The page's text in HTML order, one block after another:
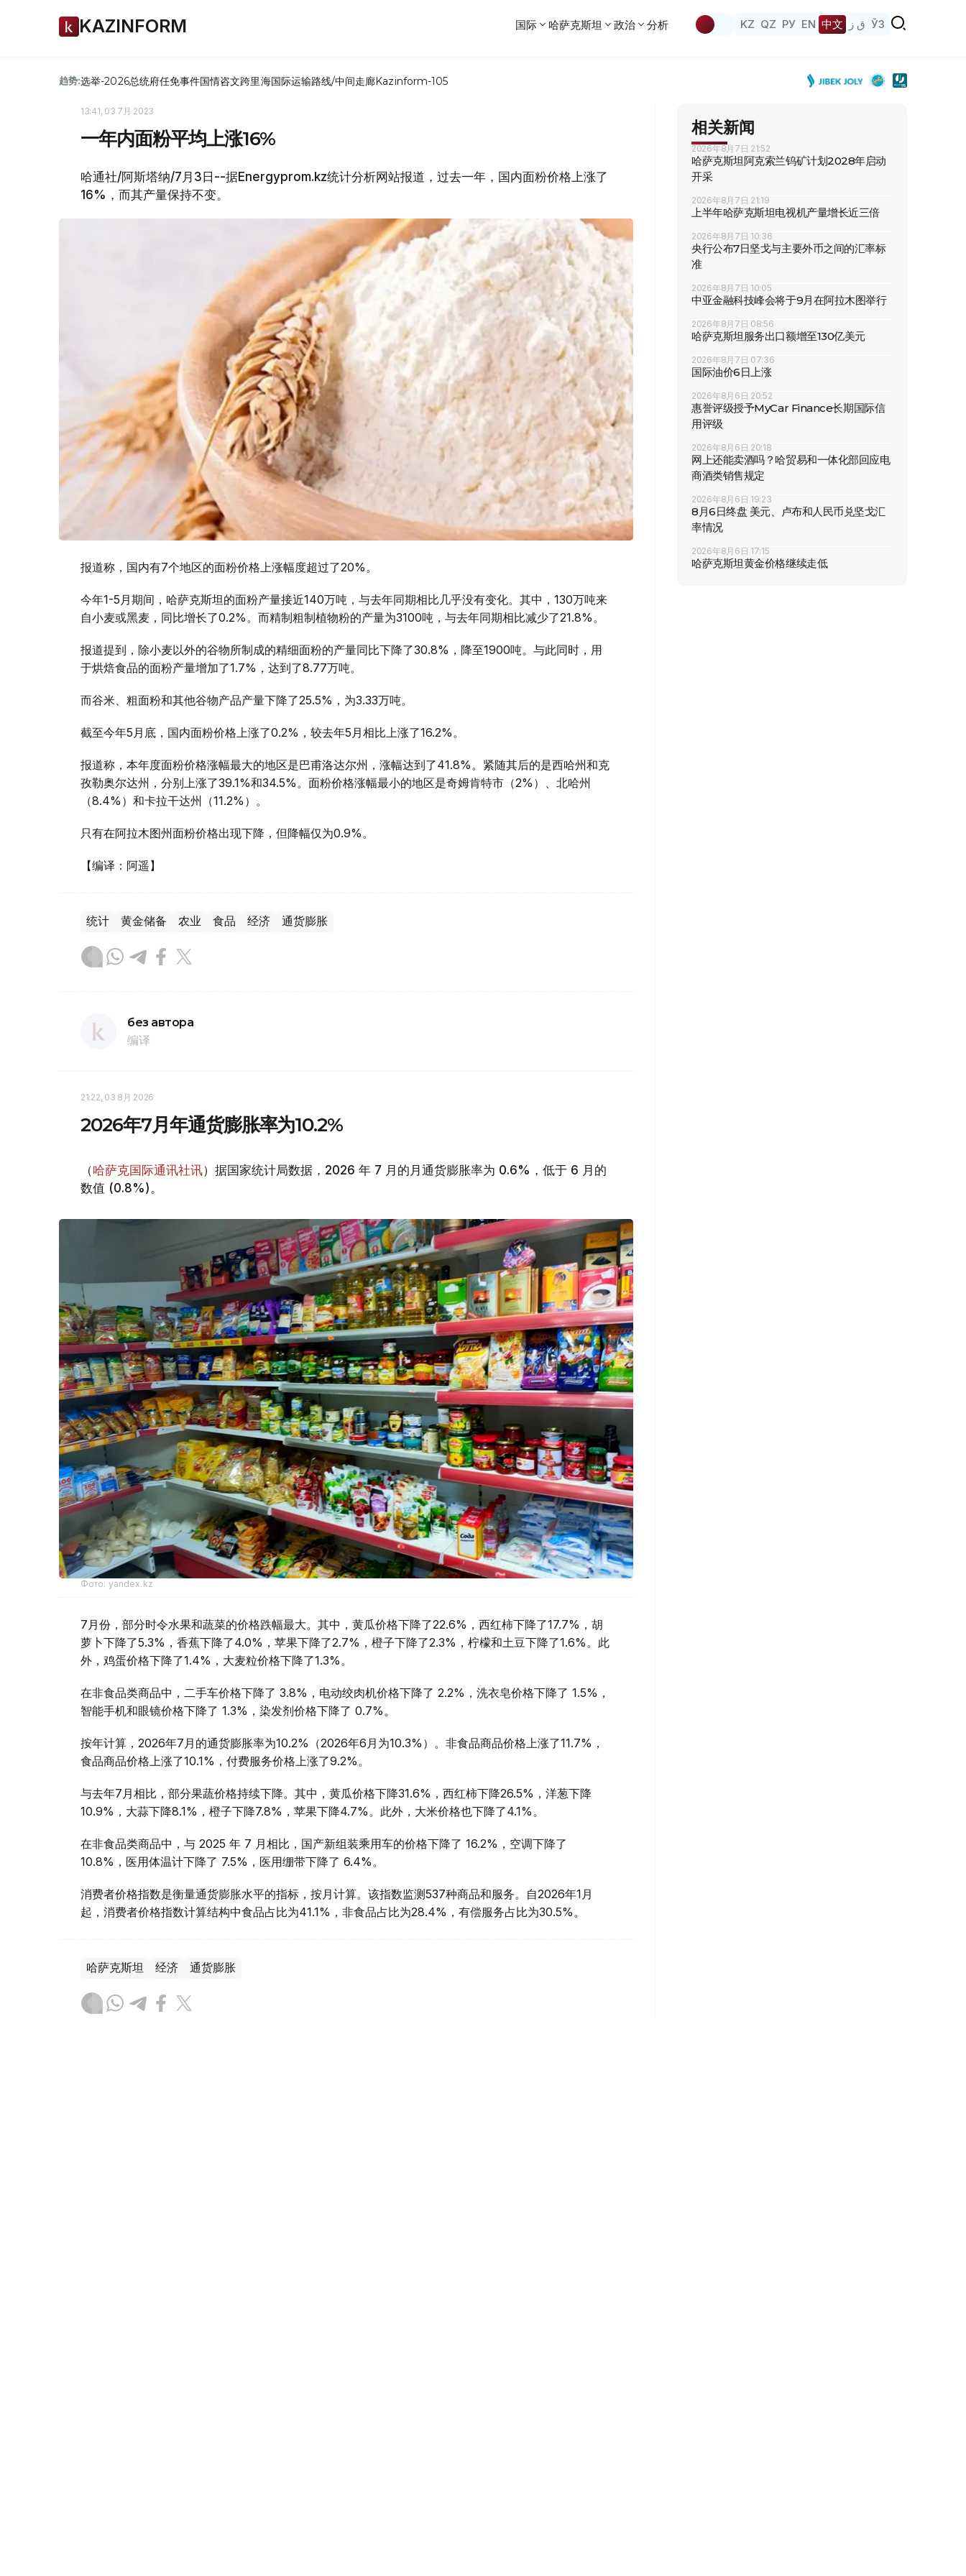
KAZINFORM 国际 哈萨克斯坦 政治 分析 KZ QZ РУ EN 中文 ق ز ЎЗ
趋势:选举-2026总统府任免事件国情咨文跨里海国际运输路线/中间走廊Kazinform-105
13:41, 03 7月 2023
一年内面粉平均上涨16%
哈通社/阿斯塔纳/7月3日--据Energyprom.kz统计分析网站报道，过去一年，国内面粉价格上涨了
16%，而其产量保持不变。
报道称，国内有7个地区的面粉价格上涨幅度超过了20%。
今年1-5月期间，哈萨克斯坦的面粉产量接近140万吨，与去年同期相比几乎没有变化。其中，130万吨来
自小麦或黑麦，同比增长了0.2%。而精制粗制植物粉的产量为3100吨，与去年同期相比减少了21.8%。
报道提到，除小麦以外的谷物所制成的精细面粉的产量同比下降了30.8%，降至1900吨。与此同时，用
于烘焙食品的面粉产量增加了1.7%，达到了8.77万吨。
而谷米、粗面粉和其他谷物产品产量下降了25.5%，为3.33万吨。
截至今年5月底，国内面粉价格上涨了0.2%，较去年5月相比上涨了16.2%。
报道称，本年度面粉价格涨幅最大的地区是巴甫洛达尔州，涨幅达到了41.8%。紧随其后的是西哈州和克
孜勒奥尔达州，分别上涨了39.1%和34.5%。面粉价格涨幅最小的地区是奇姆肯特市（2%）、北哈州
（8.4%）和卡拉干达州（11.2%）。
只有在阿拉木图州面粉价格出现下降，但降幅仅为0.9%。
【编译：阿遥】
统计 黄金储备 农业 食品 经济 通货膨胀
без автора
编译
21:22, 03 8月 2026
2026年7月年通货膨胀率为10.2%
（哈萨克国际通讯社讯）据国家统计局数据，2026 年 7 月的月通货膨胀率为 0.6%，低于 6 月的
数值 (0.8%)。
Фото: yandex.kz
7月份，部分时令水果和蔬菜的价格跌幅最大。其中，黄瓜价格下降了22.6%，西红柿下降了17.7%，胡
萝卜下降了5.3%，香蕉下降了4.0%，苹果下降了2.7%，橙子下降了2.3%，柠檬和土豆下降了1.6%。此
外，鸡蛋价格下降了1.4%，大麦粒价格下降了1.3%。
在非食品类商品中，二手车价格下降了 3.8%，电动绞肉机价格下降了 2.2%，洗衣皂价格下降了 1.5%，
智能手机和眼镜价格下降了 1.3%，染发剂价格下降了 0.7%。
按年计算，2026年7月的通货膨胀率为10.2%（2026年6月为10.3%）。非食品商品价格上涨了11.7%，
食品商品价格上涨了10.1%，付费服务价格上涨了9.2%。
与去年7月相比，部分果蔬价格持续下降。其中，黄瓜价格下降31.6%，西红柿下降26.5%，洋葱下降
10.9%，大蒜下降8.1%，橙子下降7.8%，苹果下降4.7%。此外，大米价格也下降了4.1%。
在非食品类商品中，与 2025 年 7 月相比，国产新组装乘用车的价格下降了 16.2%，空调下降了
10.8%，医用体温计下降了 7.5%，医用绷带下降了 6.4%。
消费者价格指数是衡量通货膨胀水平的指标，按月计算。该指数监测537种商品和服务。自2026年1月
起，消费者价格指数计算结构中食品占比为41.1%，非食品占比为28.4%，有偿服务占比为30.5%。
哈萨克斯坦 经济 通货膨胀
相关新闻
2026年8月7日 21:52
哈萨克斯坦阿克索兰钨矿计划2028年启动
开采
2026年8月7日 21:19
上半年哈萨克斯坦电视机产量增长近三倍
2026年8月7日 10:36
央行公布7日坚戈与主要外币之间的汇率标
准
2026年8月7日 10:05
中亚金融科技峰会将于9月在阿拉木图举行
2026年8月7日 08:56
哈萨克斯坦服务出口额增至130亿美元
2026年8月7日 07:36
国际油价6日上涨
2026年8月6日 20:52
惠誉评级授予MyCar Finance长期国际信
用评级
2026年8月6日 20:18
网上还能卖酒吗？哈贸易和一体化部回应电
商酒类销售规定
2026年8月6日 19:23
8月6日终盘 美元、卢布和人民币兑坚戈汇
率情况
2026年8月6日 17:15
哈萨克斯坦黄金价格继续走低